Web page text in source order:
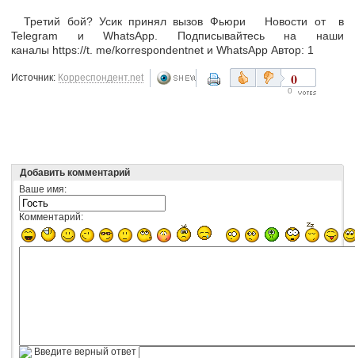
Третий бой? Усик принял вызов Фьюри Новости от в
Telegram и WhatsApp. Подписывайтесь на наши
каналы https://t. me/korrespondentnet и WhatsApp Автор: 1
Источник: Корреспондент.net 0
0
Добавить комментарий
Ваше имя:
Комментарий:
Введите верный ответ